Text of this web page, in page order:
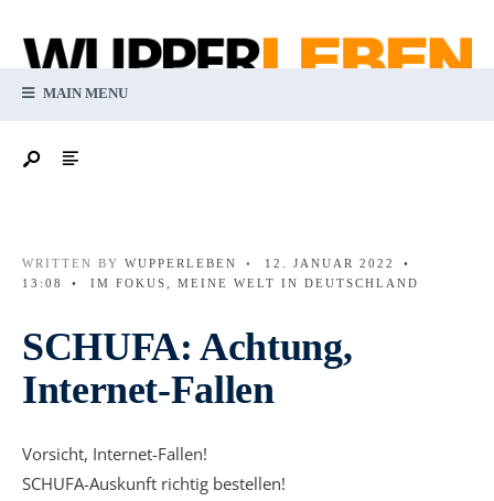
MAIN MENU
WRITTEN BY WUPPERLEBEN • 12. JANUAR 2022
•
13:08
• IM FOKUS, MEINE WELT IN DEUTSCHLAND
SCHUFA: Achtung,
Internet-Fallen
Vorsicht, Internet-Fallen!
SCHUFA-Auskunft richtig bestellen!